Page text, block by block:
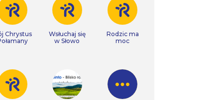
Chrystus
Wsłuchaj się
w Słowo
Rodzic ma
moc